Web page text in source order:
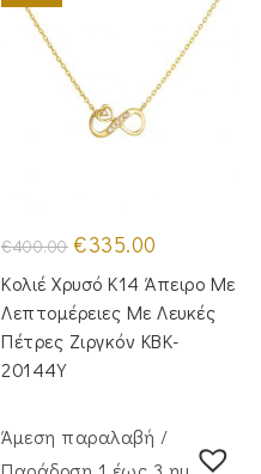
€400.00 Original
price
was:
€400.00.
€335.00
είναι:
€335.00.
Κολιέ Χρυσό Κ14 Άπειρο Με
Λεπτομέρειες Με Λευκές
Πέτρες Ζιργκόν KBK-
20144Y
Άμεση παραλαβή /